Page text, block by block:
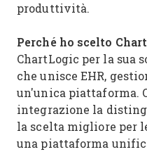
produttività.
Perché ho scelto
ChartLogic per la sua
che unisce EHR,
un'unica piattaforma.
integrazione la
la scelta migliore per
una piattaforma